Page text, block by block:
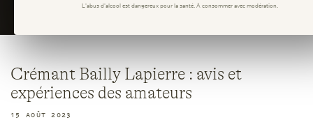
L'abus d'alcool est dangereux pour la santé. À consommer avec modération.
Crémant Bailly Lapierre : avis et
expériences des amateurs
15 AOÛT 2023